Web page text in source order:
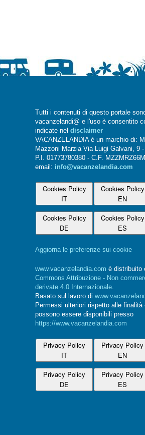
Tutti i contenuti di questo portale
vacanzelandi@ e l'uso è consentito
indicate nel disclaimer
VACANZELANDIA è un marchio di:
Mazzoni Marzia Via Luigi Galvani, 9
P.I. 01773780380 - C.F.
email: info@vacanzelandia.com
Cookies Policy
IT
Cookies Policy
EN
Cookies Policy
DE
Cookies Policy
ES
Aggiorna le preferenze sui cookie
www.vacanzelandia.com è distribuito
Commons Attribuzione - Non
derivate 4.0 Internazionale.
Basato sul lavoro di
Permessi ulteriori rispetto alle
possono essere disponibili presso
https://www.vacanzelandia.com
Privacy Policy
IT
Privacy Policy
EN
Privacy Policy
DE
Privacy Policy
ES